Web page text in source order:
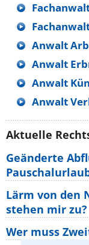
Anwalt
Anwalt
Anwalt
Anwalt
Aktuelle
Geänderte
Lärm von den
stehen mir zu?
Wer muss